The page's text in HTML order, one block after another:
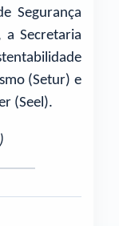
Segurança
a Secretaria
(Setur) e
(Seel).